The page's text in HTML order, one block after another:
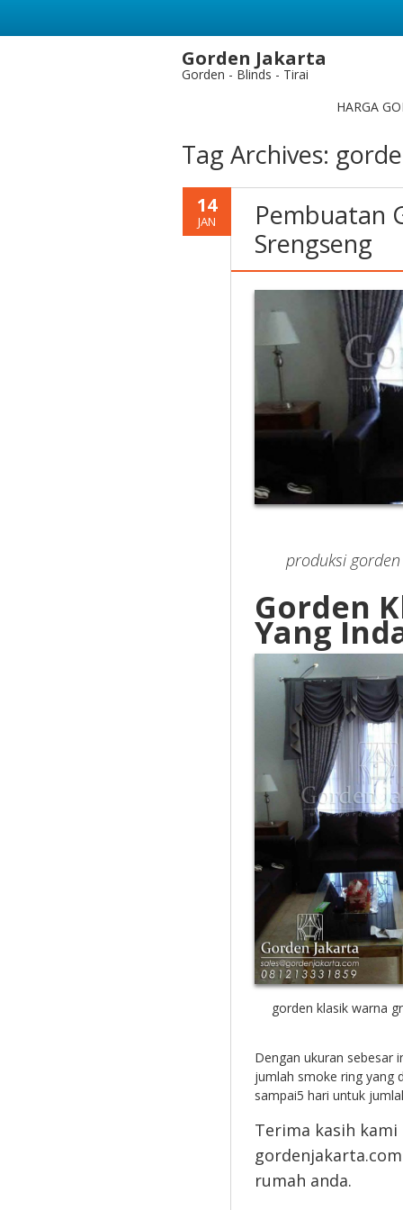
Gorden Jakarta
Gorden - Blinds - Tirai
HARGA
Tag Archives:
14
JAN
Pembuatan
Srengseng
produksi
Gorden
Yang
gorden klasik warna
Dengan ukuran sebesar
jumlah smoke ring yang
sampai5 hari untuk
Terima kasih
rumah anda.